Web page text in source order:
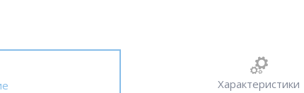
Характеристики